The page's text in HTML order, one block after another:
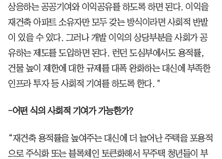
상응하는 공공기여와 이익공유를 하도록 하면 된다. 이익을
재건축 아파트 소유자만 모두 갖는 방식이라면 사회적 반발
이 있을 수 있다. 그러나 개발 이익의 상당부분을 사회가 공
유하는 제도를 도입하면 된다. 런던 도심부에서도 용적률,
건물 높이 제한에 대한 규제를 대폭 완화하는 대신에 부족한
인프라 투자 등 사회적 기여를 하도록 한다. "
-어떤 식의 사회적 기여가 가능한가?
“재건축 용적률을 높여주는 대신에 더 늘어난 주택을 포용적
으로 주식화 또는 블록체인 토큰화해서 무주택 청년들이 부